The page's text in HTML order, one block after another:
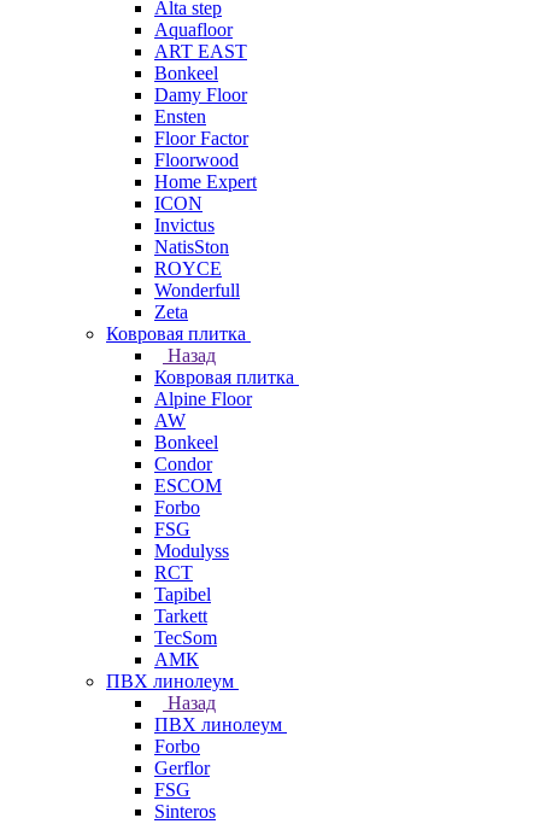
Alta step
Aquafloor
ART EAST
Bonkeel
Damy Floor
Ensten
Floor Factor
Floorwood
Home Expert
ICON
Invictus
NatisSton
ROYCE
Wonderfull
Zeta
Ковровая плитка
Назад
Ковровая плитка
Alpine Floor
AW
Bonkeel
Condor
ESCOM
Forbo
FSG
Modulyss
RCT
Tapibel
Tarkett
TecSom
АМК
ПВХ линолеум
Назад
ПВХ линолеум
Forbo
Gerflor
FSG
Sinteros